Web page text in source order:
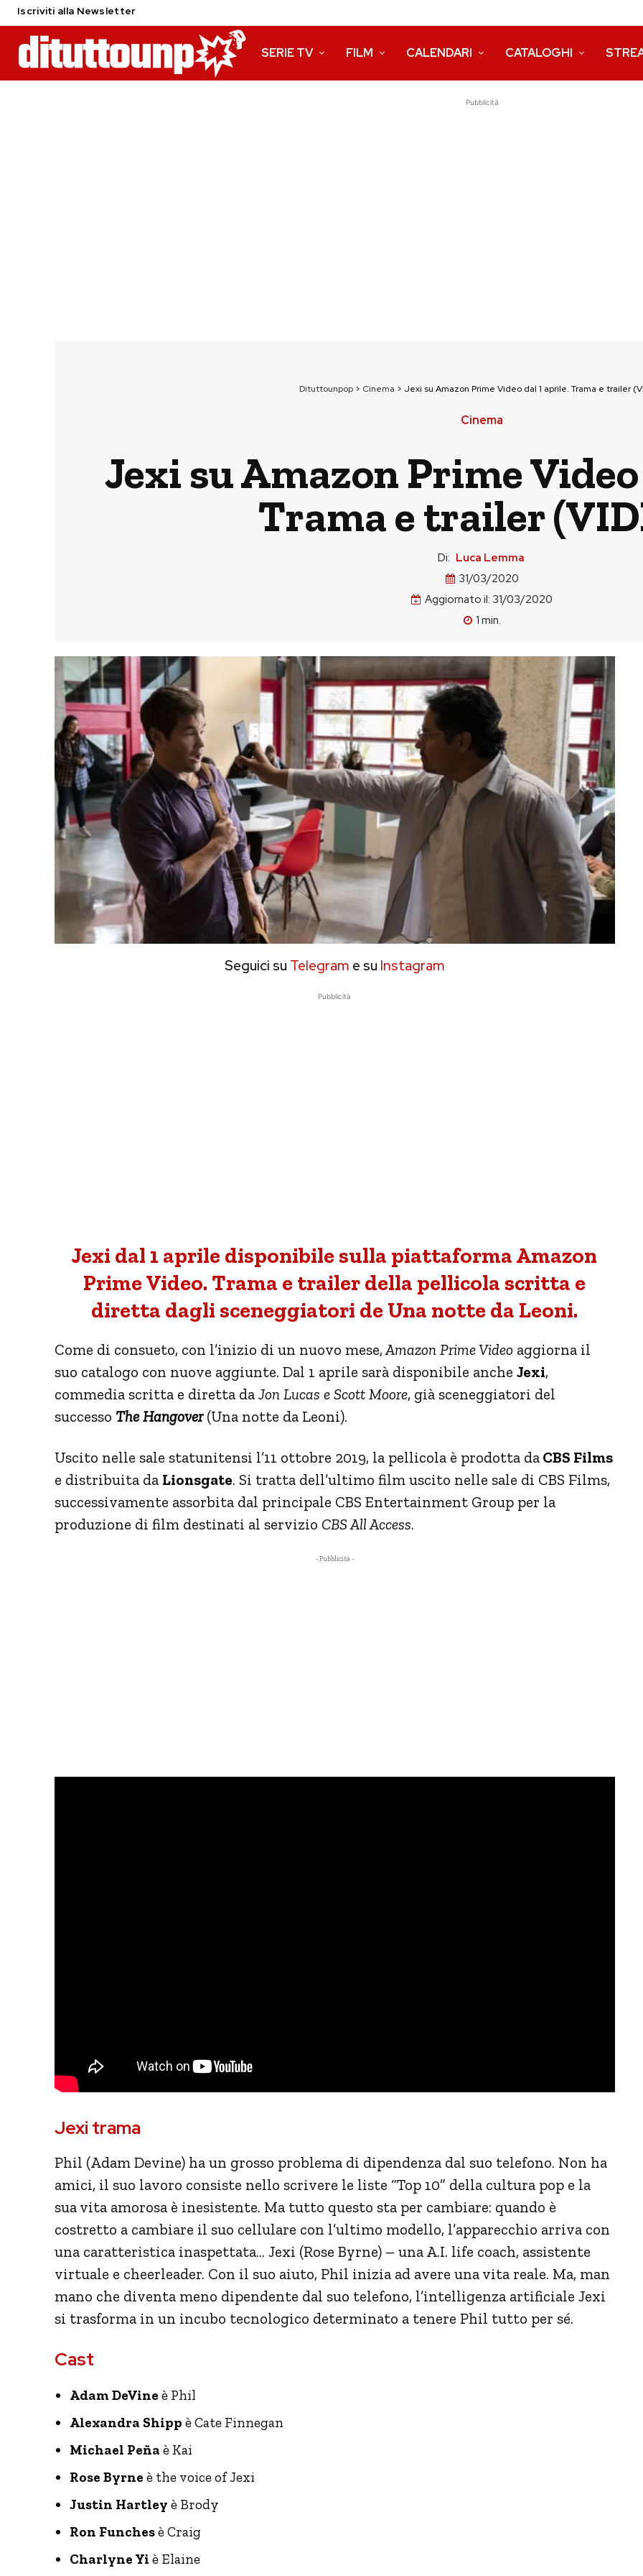
Iscriviti alla Newsletter
SERIE TV FILM CALENDARI CATALOGHI
Pubblicità
Dituttounpop> Cinema > Jexi su Amazon Prime Video dal 1 aprile. Trama e trailer
Cinema
Jexi su Amazon Prime
Trama e trailer
Di: Luca Lemma
31/03/2020
Aggiornato il: 31/03/2020
1 min.
Seguici su Telegram e su Instagram
Pubblicità
Jexi dal 1 aprile disponibile sulla piattaforma Amazon
Prime Video. Trama e trailer della pellicola scritta e
diretta dagli sceneggiatori de Una notte da Leoni.
Come di consueto, con l’inizio di un nuovo mese,Amazon Prime Video aggiorna il
suo catalogo con nuove aggiunte. Dal 1 aprile sarà disponibile anche Jexi,
commedia scritta e diretta da Jon Lucas e Scott Moore, già sceneggiatori del
successo The Hangover(Una notte da Leoni).
Uscito nelle sale statunitensi l’11 ottobre 2019, la pellicola è prodotta da CBS Films
e distribuita da Lionsgate. Si tratta dell’ultimo film uscito nelle sale di CBS Films,
successivamente assorbita dal principale CBS Entertainment Group per la
produzione di film destinati al servizio CBS All Access.
- Pubblicità -
Jexi trama
Phil (Adam Devine) ha un grosso problema di dipendenza dal suo telefono. Non ha
amici, il suo lavoro consiste nello scrivere le liste “Top 10” della cultura pop e la
sua vita amorosa è inesistente. Ma tutto questo sta per cambiare: quando è
costretto a cambiare il suo cellulare con l’ultimo modello, l’apparecchio arriva con
una caratteristica inaspettata… Jexi (Rose Byrne) – una A.I. life coach, assistente
virtuale e cheerleader. Con il suo aiuto, Phil inizia ad avere una vita reale. Ma, man
mano che diventa meno dipendente dal suo telefono, l’intelligenza artificiale Jexi
si trasforma in un incubo tecnologico determinato a tenere Phil tutto per sé.
Cast
Adam DeVine è Phil
Alexandra Shipp è Cate Finnegan
Michael Peña è Kai
Rose Byrne è the voice of Jexi
Justin Hartley è Brody
Ron Funchesè Craig
Charlyne Yi è Elaine